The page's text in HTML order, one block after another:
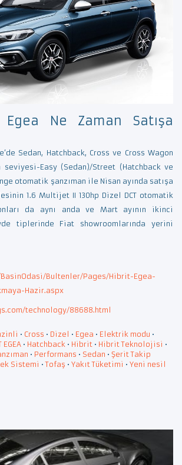
Ne Zaman Satışa
Sedan, Hatchback, Cross ve Cross Wagon
Easy (Sedan)/Street (Hatchback ve
otomatik şanzıman ile Nisan ayında satışa
1.6 Multijet II 130hp Dizel DCT otomatik
da aynı anda ve Mart ayının ikinci
tiplerinde Fiat showroomlarında yerini
Bultenler/Pages/Hibrit-Egea-
Hazir.aspx
technology/88688.html
• Cross • Dizel • Egea • Elektrik modu •
EGEA • Hatchback • Hibrit • Hibrit Teknolojisi •
• Performans • Sedan • Şerit Takip
Sistemi •Tofaş • Yakıt Tüketimi • Yeni nesil